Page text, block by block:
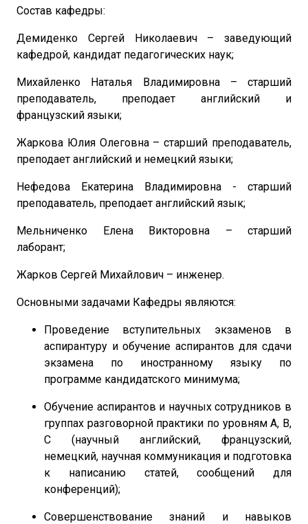
Состав кафедры:
Демиденко Сергей Николаевич – заведующий
кафедрой, кандидат педагогических наук;
Михайленко Наталья Владимировна – старший
преподаватель, преподает английский и
французский языки;
Жаркова Юлия Олеговна – старший преподаватель,
преподает английский и немецкий языки;
Нефедова Екатерина Владимировна - старший
преподаватель, преподает английский язык;
Мельниченко Елена Викторовна – старший
лаборант;
Жарков Сергей Михайлович – инженер.
Основными задачами Кафедры являются:
Проведение вступительных экзаменов в
аспирантуру и обучение аспирантов для сдачи
экзамена по иностранному языку по
программе кандидатского минимума;
Обучение аспирантов и научных сотрудников в
группах разговорной практики по уровням А, В,
С (научный английский, французский,
немецкий, научная коммуникация и подготовка
к написанию статей, сообщений для
конференций);
Совершенствование знаний и навыков